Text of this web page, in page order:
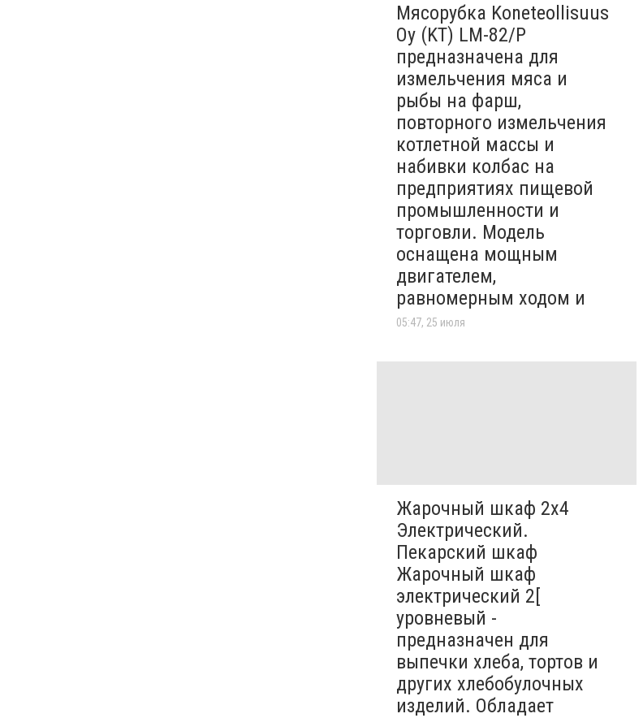
Мясорубка Koneteollisuus
Oy (KT)​ LM-82/P
предназначена для
измельчения мяса и
рыбы на фарш,
повторного измельчения
котлетной массы и
набивки колбас на
предприятиях пищевой
промышленности и
торговли. Модель
оснащена мощным
двигателем,
равномерным ходом и
05:47, 25 июля
Жарочный шкаф 2х4
Электрический.
Пекарский шкаф
Жарочный шкаф
электрический 2[
уровневый -
предназначен для
выпечки хлеба, тортов и
других хлебобулочных
изделий. Обладает